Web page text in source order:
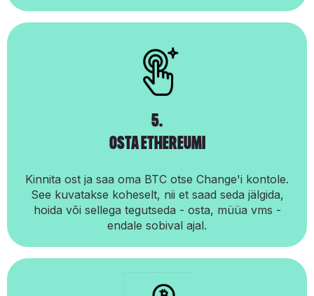
5.
osta ethereumi
Kinnita ost ja saa oma BTC otse Change'i kontole.
See kuvatakse koheselt, nii et saad seda jälgida,
hoida või sellega tegutseda - osta, müüa vms -
endale sobival ajal.